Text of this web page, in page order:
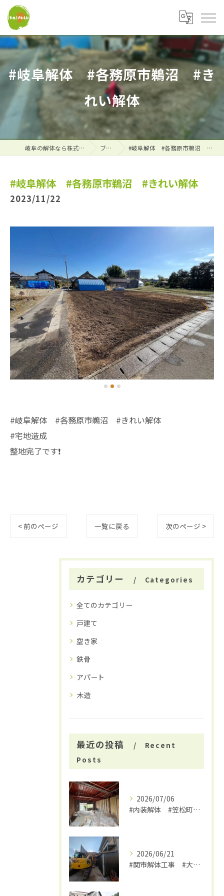
#岐阜解体 #各務原市鵜沼 #き
れい解体
岐阜の解体なら株式会社大福 ブログ #岐阜解体 #各務原市鵜沼 #きれい解体
#岐阜解体 #各務原市鵜沼 #きれい解体
2023/11/22
#岐阜解体 #各務原市鵜沼 #きれい解体
#宅地造成
整地完了です❗️
< 前のページ 一覧に戻る 次のページ >
カテゴリー Categories
全てのカテゴリー
戸建て
空き家
鉄骨
アパート
木造
最近の投稿
Recent
Posts
2026/07/06
#内装解体 #笠松町解体工事 #大福
2026/06/21
#関市解体工事 #大福